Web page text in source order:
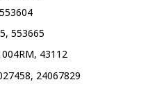
553665
43112
24067829